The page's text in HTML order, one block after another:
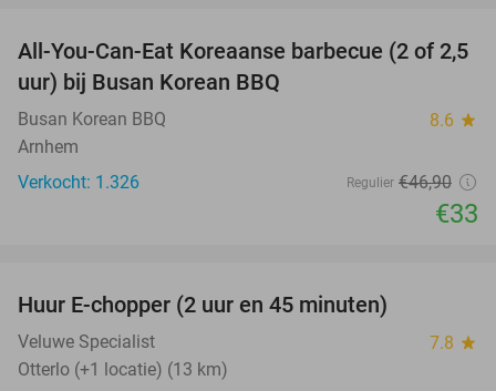
30%
All-You-Can-Eat Koreaanse barbecue (2 of 2,5
uur) bij Busan Korean BBQ
Busan Korean BBQ 8.6 star
Arnhem
Verkocht: 1.326
Regulier €46,90
€33
Huur E-chopper (2 uur en 45 minuten)
Veluwe Specialist 7.8 star
Otterlo (+1 locatie) (13 km)